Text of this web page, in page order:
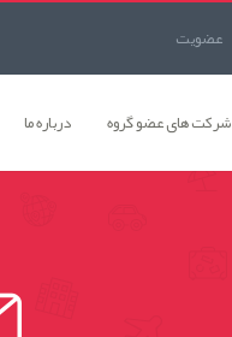
عضويت
شرکت های عضو گروه درباره ما